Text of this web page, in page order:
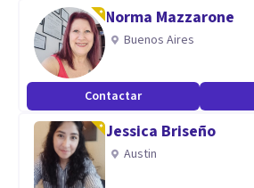
Norma Mazzarone
Buenos Aires
Contactar
Jessica Briseño
Austin